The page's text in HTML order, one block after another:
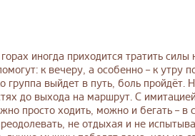
иногда приходится тратить силы
к вечеру, а особенно – к утру
группа выйдет в путь, боль
до выхода на маршрут. С
просто ходить, можно и бегать – в
не отдыхая и не